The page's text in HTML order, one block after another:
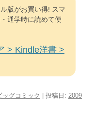
版がお買い得! スマ
通学時に読めて便
> Kindle洋書 >
ッグコミック | 投稿日: 2009